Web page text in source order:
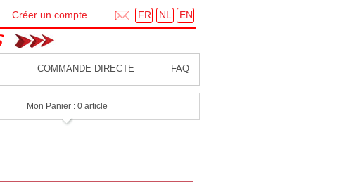
FR NL EN
Créer un compte
COMMANDE DIRECTE FAQ
Mon Panier : 0 article